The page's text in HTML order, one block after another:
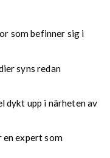
som befinner sig i
syns redan
dykt upp i närheten av
en expert som